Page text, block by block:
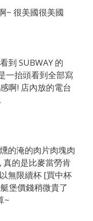
~ 很美國很美國
到 SUBWAY 的
一抬頭看到全部寫
啊! 店內放的電台
的淹的肉片肉塊肉
真的是比麥當勞肯
無限續杯 [買中杯
堡價錢稍微貴了
~